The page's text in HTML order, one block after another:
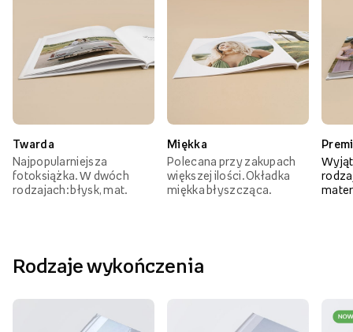
Twarda
Najpopularniejsza
fotoksiążka. W dwóch
rodzajach: błysk, mat.
Miękka
Polecana przy zakupach
większej ilości. Okładka
miękka błyszcząca.
Rodzaje wykończenia